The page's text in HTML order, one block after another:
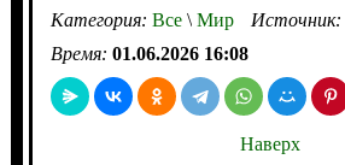
Категория: Все\Мир Источник:
Время: 01.06.2026 16:08
Наверх